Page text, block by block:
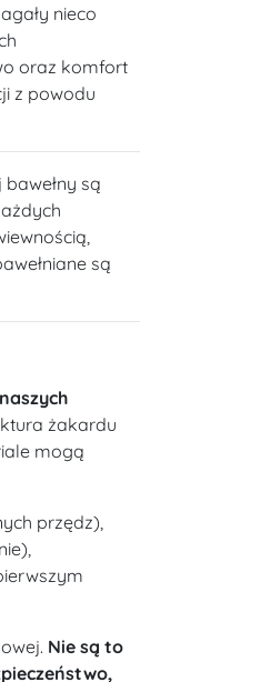
nieco
oraz komfort
z powodu
są
są
naszych
żakardu
mogą
przędz),
Nie są to